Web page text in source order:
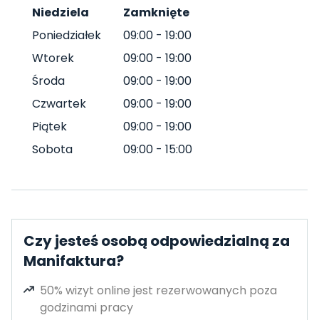
Niedziela
Zamknięte
Poniedziałek
09:00 - 19:00
Wtorek
09:00 - 19:00
Środa
09:00 - 19:00
Czwartek
09:00 - 19:00
Piątek
09:00 - 19:00
Sobota
09:00 - 15:00
Czy jesteś osobą odpowiedzialną za
Manifaktura?
50% wizyt online jest rezerwowanych poza
godzinami pracy